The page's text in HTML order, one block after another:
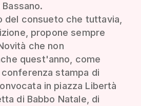
del consueto che tuttavia,
propone sempre
che non
quest'anno, come
stampa di
in piazza Libertà
di Babbo Natale, di